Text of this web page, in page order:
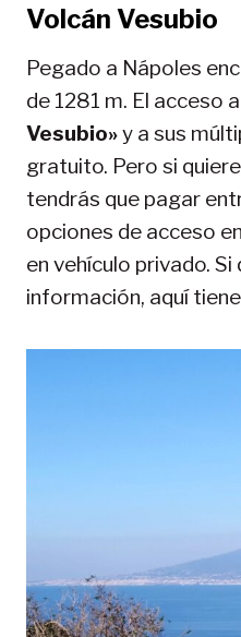
Volcán Vesubio
Pegado a Nápoles
de 1281 m. El acceso
Vesubio»y a sus
gratuito. Pero si
tendrás que pagar
opciones de acceso
en vehículo privado. Si
información, aquí